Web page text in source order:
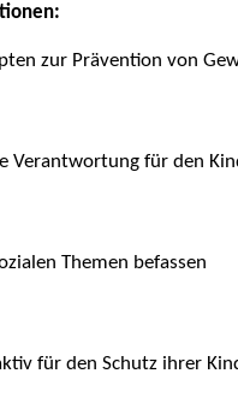
zur Prävention von
Verantwortung für den
Themen befassen
für den Schutz ihrer